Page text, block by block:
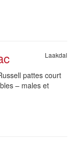
Laakdal
pattes court
– males et